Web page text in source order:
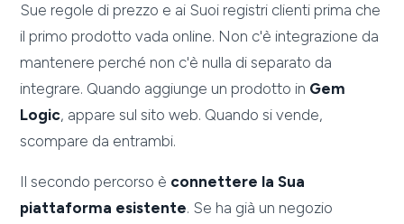
Sue regole di prezzo e ai Suoi registri clienti prima che
il primo prodotto vada online. Non c'è integrazione da
mantenere perché non c'è nulla di separato da
integrare. Quando aggiunge un prodotto in Gem
Logic, appare sul sito web. Quando si vende,
scompare da entrambi.
Il secondo percorso è connettere la Sua
piattaforma esistente. Se ha già un negozio